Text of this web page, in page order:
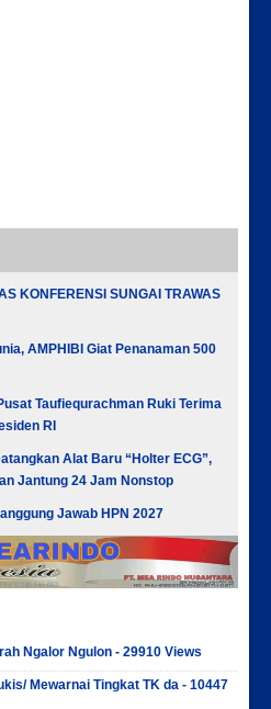
KONFERENSI SUNGAI TRAWAS
AMPHIBI Giat Penanaman 500
Taufiequrachman Ruki Terima
RI
Alat Baru “Holter ECG”,
Jantung 24 Jam Nonstop
Jawab HPN 2027
Ngalor Ngulon - 29910 Views
Mewarnai Tingkat TK da - 10447